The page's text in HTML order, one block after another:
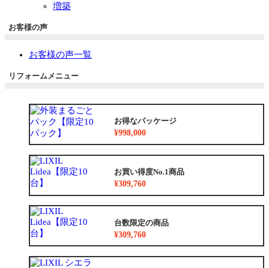
増築
お客様の声
お客様の声一覧
リフォームメニュー
お得なパッケージ
¥998,000
お買い得度No.1商品
¥309,760
台数限定の商品
¥309,760